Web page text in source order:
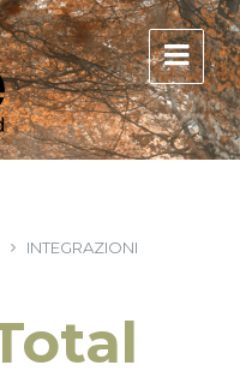
INTEGRAZIONI